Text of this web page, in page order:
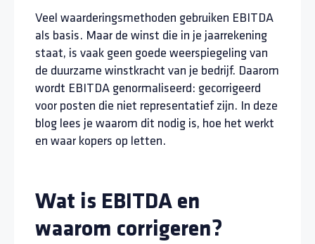
Veel waarderingsmethoden gebruiken EBITDA
als basis. Maar de winst die in je jaarrekening
staat, is vaak geen goede weerspiegeling van
de duurzame winstkracht van je bedrijf. Daarom
wordt EBITDA genormaliseerd: gecorrigeerd
voor posten die niet representatief zijn. In deze
blog lees je waarom dit nodig is, hoe het werkt
en waar kopers op letten.
Wat is EBITDA en
waarom corrigeren?